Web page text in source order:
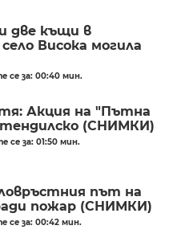
две къщи в
Висока могила
се за: 00:40 мин.
Акция на "Пътна
(СНИМКИ)
се за: 01:50 мин.
път на
пожар (СНИМКИ)
се за: 00:42 мин.